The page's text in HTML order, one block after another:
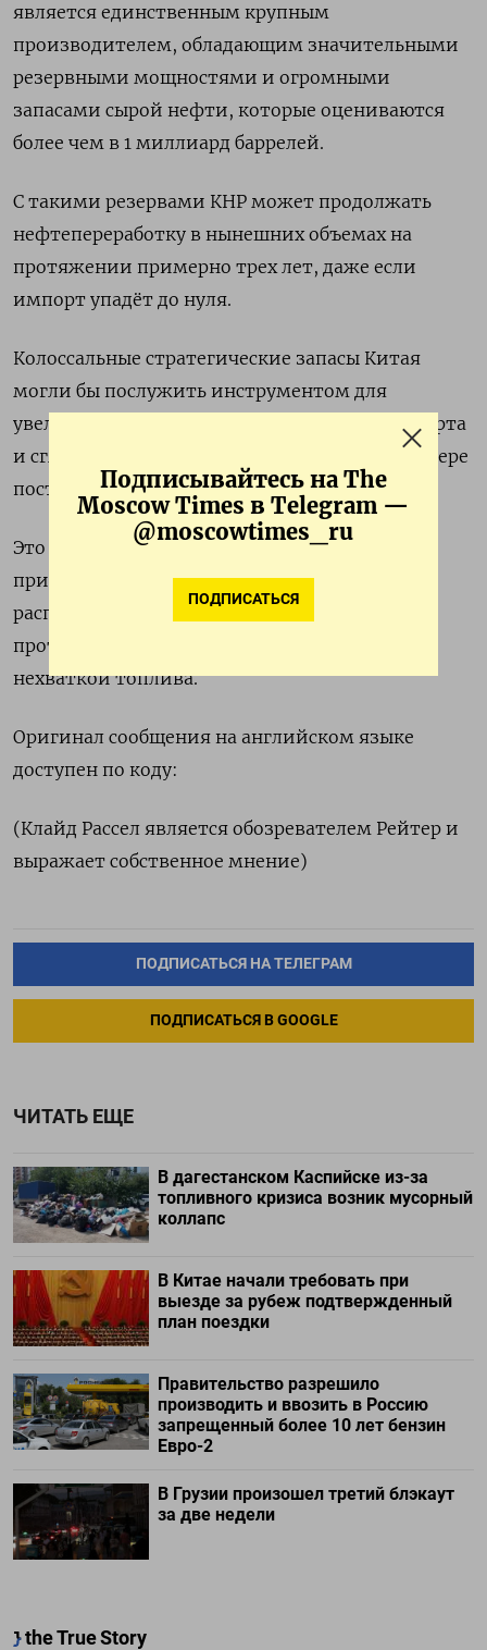
Подписывайтесь на The
Moscow Times в Telegram —
@moscowtimes_ru
ПОДПИСАТЬСЯ
является единственным крупным
производителем, обладающим значительными
резервными мощностями и огромными
запасами сырой нефти, которые оцениваются
более чем в 1 миллиард баррелей.
С такими резервами КНР может продолжать
‌нефтепереработку в нынешних объемах на
протяжении примерно трех лет, даже если
импорт упадёт до нуля.
Колоссальные стратегические запасы Китая
могли бы послужить инструментом для
увеличения загрузки НПЗ, расширения экспорта
и сглаживания надвигающегося кризиса ​в сфере
поставок.
Это не только принесло бы значительную
прибыль, но и позволило бы завоевать
расположение стран-импортеров, которые в
противном случае могут столкнуться ‌с
нехваткой топлива.
Оригинал сообщения на английском языке
доступен по коду:
(Клайд Рассел является обозревателем Рейтер и
выражает собственное мнение)
ПОДПИСАТЬСЯ НА ТЕЛЕГРАМ
ПОДПИСАТЬСЯ В GOOGLE
ЧИТАТЬ ЕЩЕ
В дагестанском Каспийске из-за
топливного кризиса возник мусорный
коллапс
В Китае начали требовать при
выезде за рубеж подтвержденный
план поездки
Правительство разрешило
производить и ввозить в Россию
запрещенный более 10 лет бензин
Евро-2
В Грузии произошел третий блэкаут
за две недели